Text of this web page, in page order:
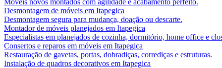
Desmontagem de móveis em Itapegica
Desmontagem segura para mudança, doação ou descarte.
Montador de móveis planejados em Itapegica
Especialistas em planejados de cozinha, dormitório, home office e
Consertos e reparos em móveis em Itapegica
Restauração de gavetas, portas, dobradiças, corrediças e estruturas.
Instalação de quadros decorativos em Itapegica